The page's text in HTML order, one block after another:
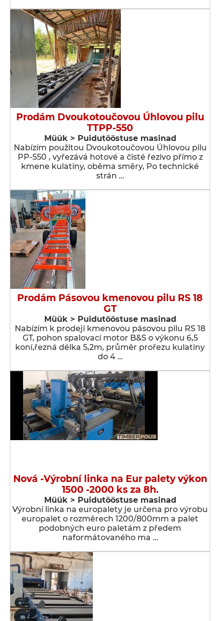
Prodám Dvoukotoučovou Úhlovou pilu
TTPP-550
Müük > Puidutööstuse masinad
Nabízím použitou Dvoukotoučovou Úhlovou pilu
PP-550 , vyřezává hotové a čisté řezivo přímo z
kmene kulatiny, oběma směry, Po technické
strán …
Prodám Pásovou kmenovou pilu RS 18
GT
Müük > Puidutööstuse masinad
Nabízím k prodeji kmenovou pásovou pilu RS 18
GT, pohon spalovací motor B&S o výkonu 6,5
koní,řezná délka 5,2m, průměr prořezu kulatiny
do 4 …
Nová -Výrobní linka na Eur palety výkon
1500 -2000 ks za 8h.
Müük > Puidutööstuse masinad
Výrobní linka na europalety je určena pro výrobu
europalet o rozměrech 1200/800mm a palet
podobných euro paletám z předem
naformátovaného ma …